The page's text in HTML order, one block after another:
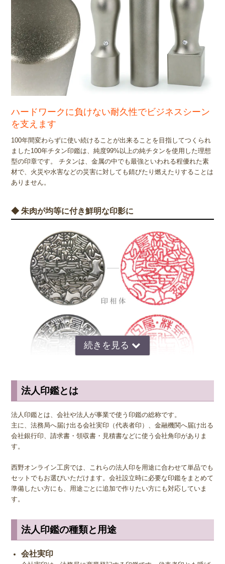
ハードワークに負けない耐久性でビジネスシーン
を支えます
100年間変わらずに使い続けることが出来ることを目指してつくられ
ました100年チタン印鑑は、純度99%以上の純チタンを使用した理想
型の印章です。 チタンは、金属の中でも最強といわれる程優れた素
材で、火災や水害などの災害に対しても錆びたり燃えたりすることは
ありません。
◆ 朱肉が均等に付き鮮明な印影に
ての一番大事な捺印の性能は、 象牙を上回るほどきれいな捺印が出
来ます。他の印材と比べて重さがあるため、軽い力で捺印が出来ま
す。
◆ チタンは金属アレルギーの方でも安心
印鑑はどうしても素肌で直接触れる機会が多いため、金属アレルギー
をもっている人にとっては金属製の印鑑は抵抗がありますよね。しか
す。チタンはインプラント治療や金属アレルギー用のアクセサリー類
にも使われている素材で、誰でも安心して使うことができます。
◆ 耐熱・強度でも安心なチタン
法人印鑑とは
法人印鑑とは、会社や法人が事業で使う印鑑の総称です。
主に、法務局へ届け出る会社実印（代表者印）、金融機関へ届け出る
会社銀行印、請求書・領収書・見積書などに使う会社角印がありま
す。
西野オンライン工房では、これらの法人印を用途に合わせて単品でも
セットでもお選びいただけます。会社設立時に必要な印鑑をまとめて
準備したい方にも、用途ごとに追加で作りたい方にも対応していま
す。
法人印鑑の種類と用途
会社実印